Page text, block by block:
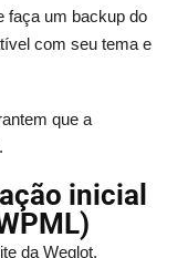
faça um backup do
com seu tema e
que a
inicial
da Weglot.